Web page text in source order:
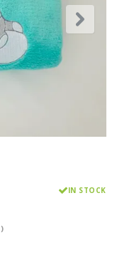
IN STOCK